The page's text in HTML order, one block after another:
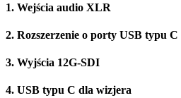
1. Wejścia audio XLR
2. Rozszerzenie o porty USB typu C
3. Wyjścia 12G-SDI
4. USB typu C dla wizjera